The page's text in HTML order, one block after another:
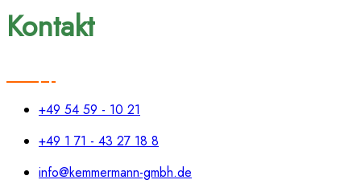
Kontakt
+49 54 59 - 10 21
+49 1 71 - 43 27 18 8
info@kemmermann-gmbh.de